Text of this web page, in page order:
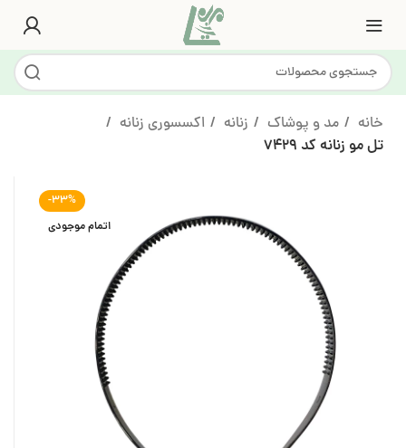
خانه مد و پوشاک زنانه
اکسسوری زنانه
تل مو زنانه کد 7429
-33%
اتمام موجودی